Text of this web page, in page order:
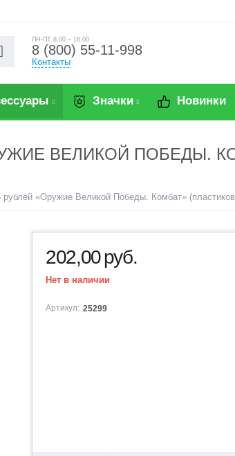
ПН-ПТ 8.00 – 16.00
8 (800) 55-11-998
Контакты
Значки Новинки
ВЕЛИКОЙ ПОБЕДЫ.
«Оружие Великой Победы. Комбат»
202,00руб.
Нет в наличии
Артикул: 25299